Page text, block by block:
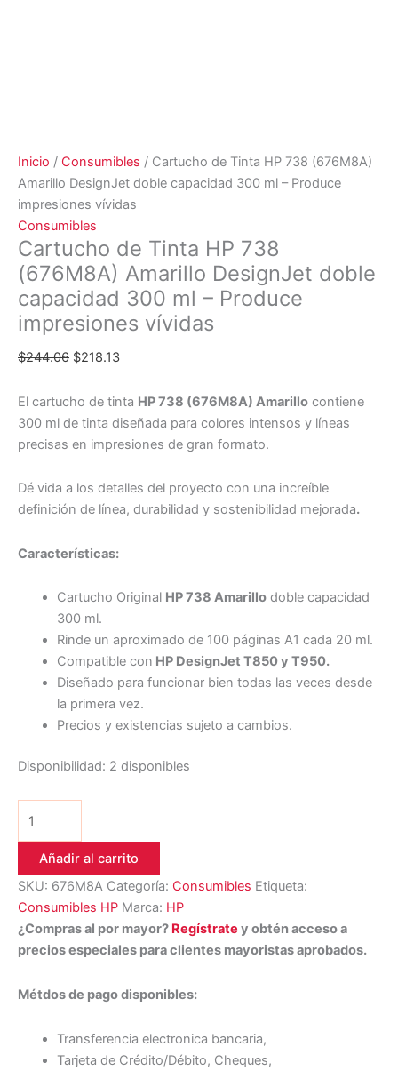
Inicio / Consumibles / Cartucho de Tinta HP 738 (676M8A)
Amarillo DesignJet doble capacidad 300 ml – Produce
impresiones vívidas
Consumibles
Cartucho de Tinta HP 738
(676M8A) Amarillo DesignJet doble
capacidad 300 ml – Produce
impresiones vívidas
$244.06 $218.13
El cartucho de tinta HP 738 (676M8A) Amarillo contiene
300 ml de tinta diseñada para colores intensos y líneas
precisas en impresiones de gran formato.
Dé vida a los detalles del proyecto con una increíble
definición de línea, durabilidad y sostenibilidad mejorada.
Características:
Cartucho Original HP 738 Amarillodoble capacidad
300 ml.
Rinde un aproximado de 100 páginas A1 cada 20 ml.
Compatible con HP DesignJet T850 y T950.
Diseñado para funcionar bien todas las veces desde
la primera vez.
Precios y existencias sujeto a cambios.
Disponibilidad: 2 disponibles
Añadir al carrito
SKU: 676M8A Categoría: Consumibles Etiqueta:
Consumibles HP Marca: HP
¿Compras al por mayor? Regístrate y obtén acceso a
precios especiales para clientes mayoristas aprobados.
Métdos de pago disponibles:
Transferencia electronica bancaria,
Tarjeta de Crédito/Débito, Cheques,